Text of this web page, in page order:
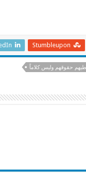
Stumbleupon
حقوقهم وليس كلاماً